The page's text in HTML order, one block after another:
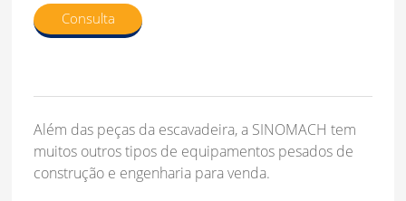
Consulta
Além das peças da escavadeira, a SINOMACH tem
muitos outros tipos de equipamentos pesados de
construção e engenharia para venda.